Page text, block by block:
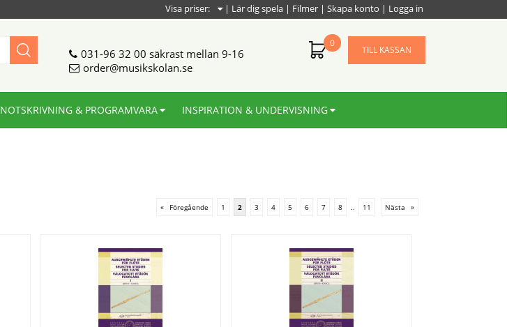
| Lär dig spela | Filmer | Skapa konto | Logga in
Visa priser:
031-96 32 00 säkrast mellan 9-16
order@musikskolan.se
0
TILL KASSAN
NOTSKRIVNING & PROGRAMVARA INSPIRATION & UNDERVISNING
« Föregående 1 2 3 4 5 6 7 8 .. 11 Nästa »